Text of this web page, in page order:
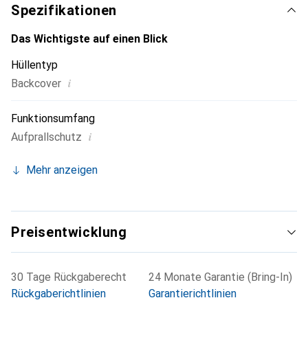
Spezifikationen
Das Wichtigste auf einen Blick
Hüllentyp
Backcover i
Funktionsumfang
Aufprallschutz i
Mehr anzeigen
Preisentwicklung
30 Tage Rückgaberecht
Rückgaberichtlinien
24 Monate Garantie (Bring-In)
Garantierichtlinien